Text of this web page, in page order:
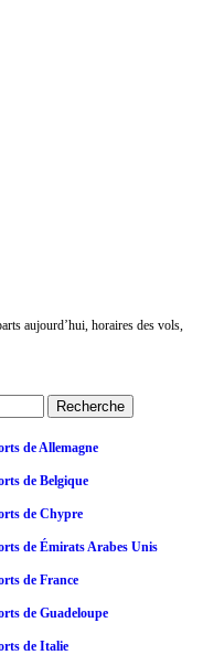
aujourd’hui, horaires des vols,
de Allemagne
de Belgique
de Chypre
de Émirats Arabes Unis
de France
de Guadeloupe
de Italie